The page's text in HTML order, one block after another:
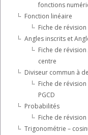
fonctions
Fonction linéaire
Fiche de
Angles inscrits et
Fiche de
centre
Diviseur commun à
Fiche de
PGCD
Probabilités
Fiche de
Trigonométrie –